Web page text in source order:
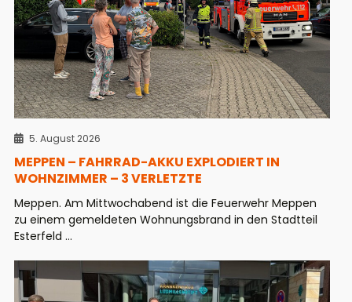
5. August 2026
MEPPEN – FAHRRAD-AKKU EXPLODIERT IN
WOHNZIMMER – 3 VERLETZTE
Meppen. Am Mittwochabend ist die Feuerwehr Meppen
zu einem gemeldeten Wohnungsbrand in den Stadtteil
Esterfeld ...